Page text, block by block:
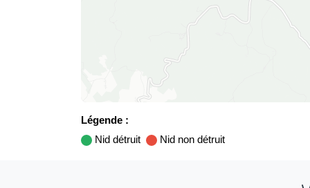
Légende :
Nid détruit
Nid non détruit